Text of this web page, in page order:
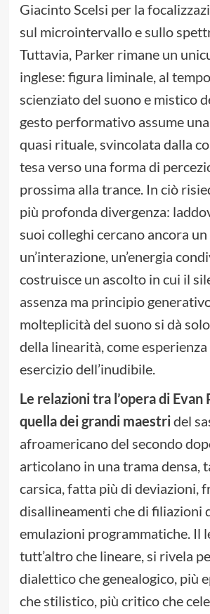
Giacinto Scelsi per la
sul microintervallo e sullo
Tuttavia, Parker rimane un
inglese: figura liminale, al
scienziato del suono e mistico
gesto performativo assume
quasi rituale, svincolata dalla
tesa verso una forma di
prossima alla trance. In ciò
più profonda divergenza:
suoi colleghi cercano ancora
un’interazione, un’energia
costruisce un ascolto in cui il
assenza ma principio
molteplicità del suono si dà
della linearità, come
esercizio dell’inudibile.
Le relazioni tra l’opera di Evan
quella dei grandi maestridel
afroamericano del secondo
articolano in una trama densa,
carsica, fatta più di deviazioni,
disallineamenti che di filiazioni
emulazioni programmatiche. Il
tutt’altro che lineare, si rivela
dialettico che genealogico, più
che stilistico, più critico che